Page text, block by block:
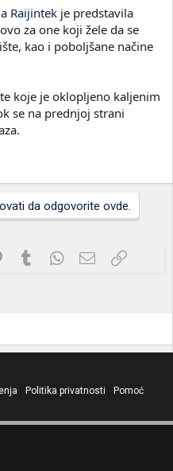
Raijintek je predstavila
za one koji žele da se
kao i poboljšane načine
koje je oklopljeno kaljenim
se na prednjoj strani
da odgovorite ovde.
PinterestTumblrWhatsApp
Imejl Link
Politika privatnosti
Pomoć